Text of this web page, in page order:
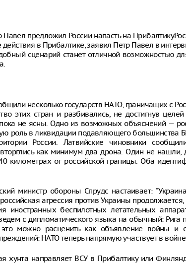
предложил России напасть на
в Прибалтике, заявил Петр Павел в
сценарий станет отличной возможностью
несколько государств НАТО, граничащих с
этих стран и разбивались, не достигнув
не ясны. Одно из возможных объяснений —
роль в ликвидации подавляющего большинства
России. Латвийские чиновники
как минимум два дрона. Один не нашли,
километрах от российской границы. Оба
министр обороны Спрудс настаивает:
агрессия против Украины
иностранных беспилотных летательных
с дипломатического языка на обычный: Рига
можно расценить как объявление войны и
НАТО теперь напрямую участвует в
хунта направляет ВСУ в Прибалтику или